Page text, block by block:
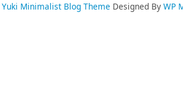
Yuki Minimalist Blog Theme Designed By WP